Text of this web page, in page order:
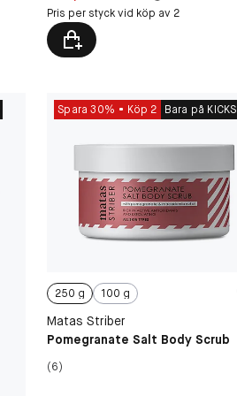
Pris per styck vid köp av 2
Spara 30% Köp 2 Bara på KICKS
250 g 100 g
Matas Striber
Pomegranate Salt Body Scrub
(6)